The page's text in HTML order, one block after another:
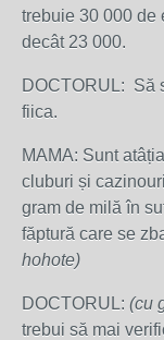
trebuie 30 000 de
decât 23 000.
DOCTORUL: Să
fiica.
MAMA: Sunt
cluburi și
gram de milă în
făptură care se
hohote)
DOCTORUL: (cu
trebui să mai